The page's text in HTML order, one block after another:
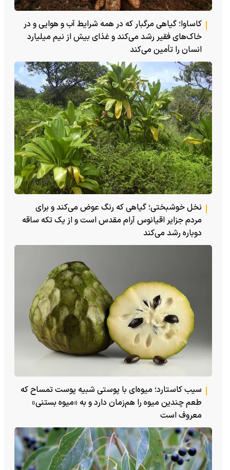
کاساوا؛ گیاهی مرگبار که در همه شرایط آب و هوایی و در
خاک‌های فقیر رشد می‌کند و غذای بیش از نیم میلیارد
انسان را تأمین می‌کند
نخل خوشبختی؛ گیاهی که رنگ عوض می‌کند و برای
مردم جزایر اقیانوس آرام مقدس است و از یک تکه ساقه
دوباره رشد می‌کند
سیب کاستارد؛ میوه‌ای با پوستی شبیه پوست تمساح که
طعم چندین میوه را هم‌زمان دارد و به «میوه بستنی»
معروف است